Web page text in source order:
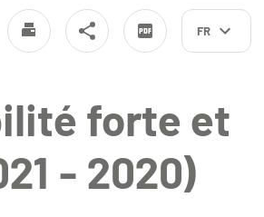
FR
forte et
- 2020)